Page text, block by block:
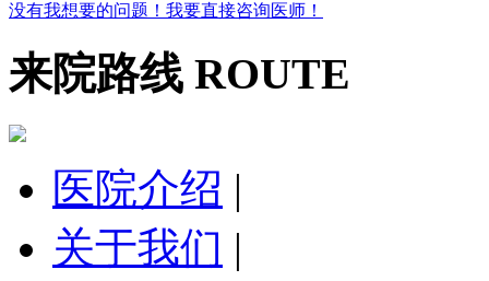
没有我想要的问题！我要直接咨询医师！
来院路线 ROUTE
医院介绍 |
关于我们 |